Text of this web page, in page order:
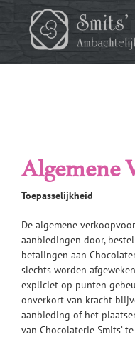
inhoud
Assortiment Bonbons
Webshop
Over ons
Contact
Winkelwagen
Algemene
Toepasselijkheid
De algemene
aanbiedingen door,
betalingen aan
slechts worden
expliciet op punten
onverkort van kracht
aanbieding of het
van Chocolaterie Smits’